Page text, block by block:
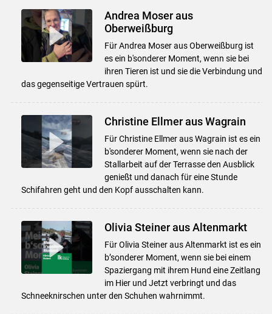
Andrea Moser aus
Oberweißburg
Für Andrea Moser aus Oberweißburg ist
es ein b'sonderer Moment, wenn sie bei
ihren Tieren ist und sie die Verbindung und
das gegenseitige Vertrauen spürt.
Christine Ellmer aus Wagrain
Für Christine Ellmer aus Wagrain ist es ein
b'sonderer Moment, wenn sie nach der
Stallarbeit auf der Terrasse den Ausblick
genießt und danach für eine Stunde
Schifahren geht und den Kopf ausschalten kann.
Olivia Steiner aus Altenmarkt
Für Olivia Steiner aus Altenmarkt ist es ein
b’sonderer Moment, wenn sie bei einem
Spaziergang mit ihrem Hund eine Zeitlang
im Hier und Jetzt verbringt und das
Schneeknirschen unter den Schuhen wahrnimmt.